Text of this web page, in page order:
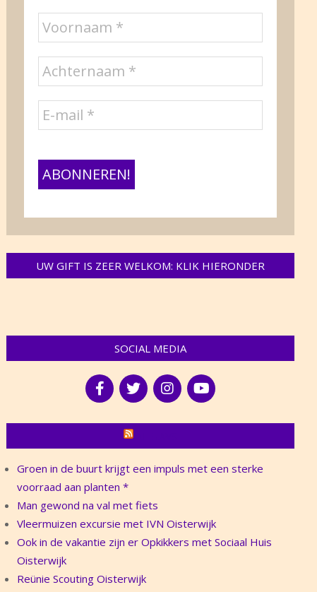
UW GIFT IS ZEER WELKOM: KLIK HIERONDER
SOCIAL MEDIA
Groen in de buurt krijgt een impuls met een sterke
voorraad aan planten *
Man gewond na val met fiets
Vleermuizen excursie met IVN Oisterwijk
Ook in de vakantie zijn er Opkikkers met Sociaal Huis
Oisterwijk
Reünie Scouting Oisterwijk